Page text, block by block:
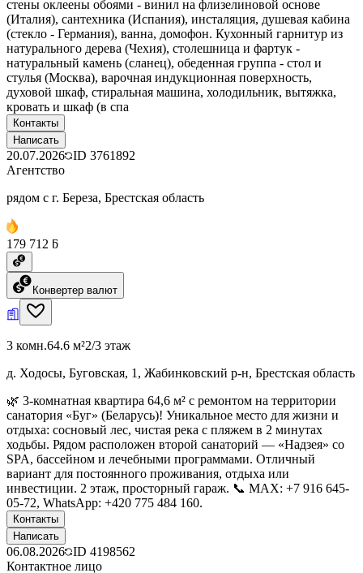
стены оклеены обоями - винил на флизелиновой основе
(Италия), сантехника (Испания), инсталяция, душевая кабина
(стекло - Германия), ванна, домофон. Кухонный гарнитур из
натурального дерева (Чехия), столешница и фартук -
натуральный камень (сланец), обеденная группа - стол и
стулья (Москва), варочная индукционная поверхность,
духовой шкаф, стиральная машина, холодильник, вытяжка,
кровать и шкаф (в спа
Контакты
Написать
20.07.2026 ID 3761892
Агентство
рядом с г. Береза, Брестская область
179 712 ƃ
Конвертер валют
3 комн.64.6 м²2/3 этаж
д. Ходосы, Буговская, 1, Жабинковский р-н, Брестская область
🌿 3-комнатная квартира 64,6 м² с ремонтом на территории
санатория «Буг» (Беларусь)! Уникальное место для жизни и
отдыха: сосновый лес, чистая река с пляжем в 2 минутах
ходьбы. Рядом расположен второй санаторий — «Надзея» со
SPA, бассейном и лечебными программами. Отличный
вариант для постоянного проживания, отдыха или
инвестиции. 2 этаж, просторный гараж. 📞 MAX: +7 916 645-
05-72, WhatsApp: +420 775 484 160.
Контакты
Написать
06.08.2026 ID 4198562
Контактное лицо